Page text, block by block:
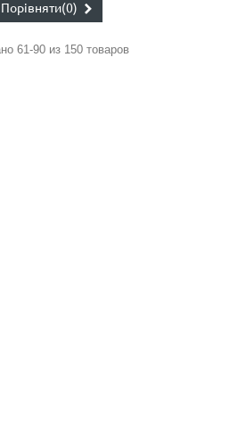
61-90 из 150 товаров
Порівняти(0)